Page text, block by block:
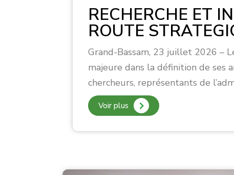
RECHERCHE ET
ROUTE
Grand-Bassam, 23 juillet 2026 –
majeure dans la définition de ses
chercheurs, représentants de
Voir plus